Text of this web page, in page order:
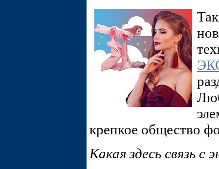
крепкое общество
Какая здесь связь с